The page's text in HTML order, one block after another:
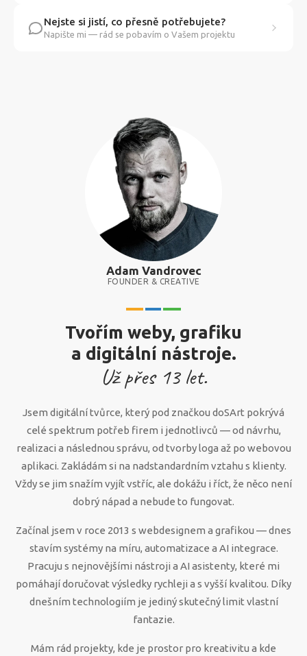
Nejste si jistí, co přesně potřebujete?
Napište mi — rád se pobavím o Vašem projektu
Adam Vandrovec
FOUNDER & CREATIVE
Tvořím weby, grafiku
a digitální nástroje.
Už přes 13let.
Jsem digitální tvůrce, který pod značkou doSArt pokrývá
celé spektrum potřeb firem i jednotlivců — od návrhu,
realizaci a následnou správu, od tvorby loga až po webovou
aplikaci. Zakládám si na nadstandardním vztahu s klienty.
Vždy se jim snažím vyjít vstříc, ale dokážu i říct, že něco není
dobrý nápad a nebude to fungovat.
Začínal jsem v roce 2013 s webdesignem a grafikou — dnes
stavím systémy na míru, automatizace a AI integrace.
Pracuju s nejnovějšími nástroji a AI asistenty, které mi
pomáhají doručovat výsledky rychleji a s vyšší kvalitou. Díky
dnešním technologiím je jediný skutečný limit vlastní
fantazie.
Mám rád projekty, kde je prostor pro kreativitu a kde